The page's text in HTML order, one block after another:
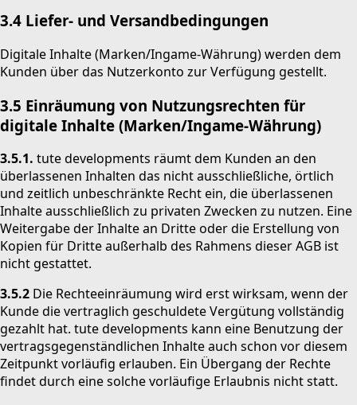
3.4 Liefer- und Versandbedingungen
Digitale Inhalte (Marken/Ingame-Währung) werden dem
Kunden über das Nutzerkonto zur Verfügung gestellt.
3.5 Einräumung von Nutzungsrechten für
digitale Inhalte (Marken/Ingame-Währung)
3.5.1. tute developments räumt dem Kunden an den
überlassenen Inhalten das nicht ausschließliche, örtlich
und zeitlich unbeschränkte Recht ein, die überlassenen
Inhalte ausschließlich zu privaten Zwecken zu nutzen. Eine
Weitergabe der Inhalte an Dritte oder die Erstellung von
Kopien für Dritte außerhalb des Rahmens dieser AGB ist
nicht gestattet.
3.5.2 Die Rechteeinräumung wird erst wirksam, wenn der
Kunde die vertraglich geschuldete Vergütung vollständig
gezahlt hat. tute developments kann eine Benutzung der
vertragsgegenständlichen Inhalte auch schon vor diesem
Zeitpunkt vorläufig erlauben. Ein Übergang der Rechte
findet durch eine solche vorläufige Erlaubnis nicht statt.